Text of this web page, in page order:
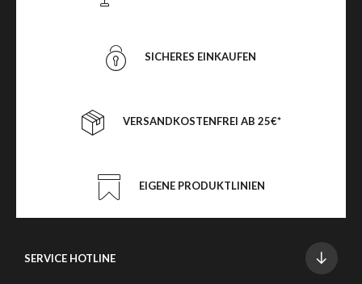
SICHERES EINKAUFEN
VERSANDKOSTENFREI AB 25€*
EIGENE PRODUKTLINIEN
SERVICE HOTLINE